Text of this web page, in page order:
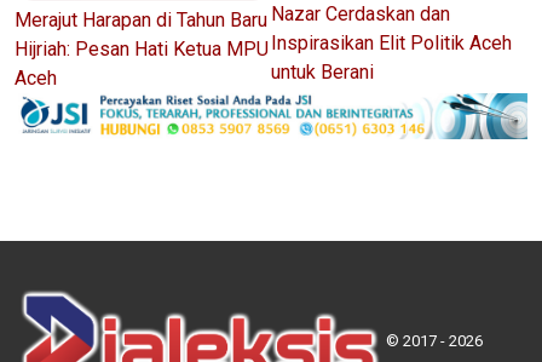
Merajut Harapan di Tahun Baru
Hijriah: Pesan Hati Ketua MPU
Aceh
Nazar Cerdaskan dan
Inspirasikan Elit Politik Aceh
untuk Berani
© 2017 - 2026